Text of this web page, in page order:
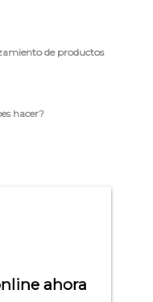
de productos
hacer?
ahora